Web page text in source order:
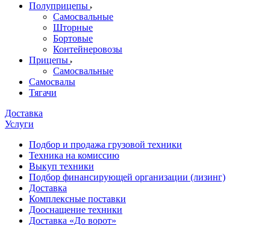
Полуприцепы
Самосвальные
Шторные
Бортовые
Контейнеровозы
Прицепы
Самосвальные
Самосвалы
Тягачи
Доставка
Услуги
Подбор и продажа грузовой техники
Техника на комиссию
Выкуп техники
Подбор финансирующей организации (лизинг)
Доставка
Комплексные поставки
Дооснащение техники
Доставка «До ворот»